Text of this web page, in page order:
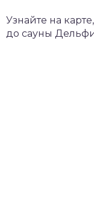
Узнайте на
до сауны